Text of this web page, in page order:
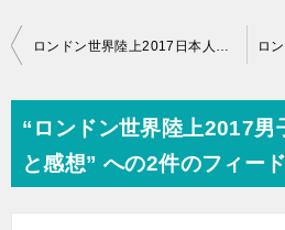
投
ゲ
“ロンドン世界陸上2017
と感想” への2件のフィー